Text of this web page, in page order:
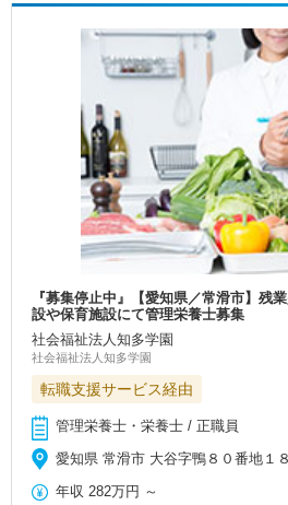
『募集停止中』【愛知県／常滑市】残
設や保育施設にて管理栄養士募集
社会福祉法人知多学園
社会福祉法人知多学園
転職支援サービス経由
管理栄養士・栄養士 / 正職員
愛知県 常滑市 大谷字鴨８０番地１８
年収 282万円 ～